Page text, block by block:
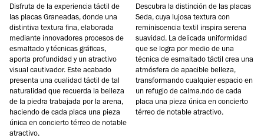
Disfruta de la experiencia táctil de
las placas Graneadas, donde una
distintiva textura fina, elaborada
mediante innovadores procesos de
esmaltado y técnicas gráficas,
aporta profundidad y un atractivo
visual cautivador. Este acabado
presenta una cualidad táctil de tal
naturalidad que recuerda la belleza
de la piedra trabajada por la arena,
haciendo de cada placa una pieza
única en concierto térreo de notable
atractivo.
Descubra la distinción de las placas
Seda, cuya lujosa textura con
reminiscencia textil inspira serena
suavidad. La delicada uniformidad
que se logra por medio de una
técnica de esmaltado táctil crea una
atmósfera de apacible belleza,
transformando cualquier espacio en
un refugio de calma.ndo de cada
placa una pieza única en concierto
térreo de notable atractivo.